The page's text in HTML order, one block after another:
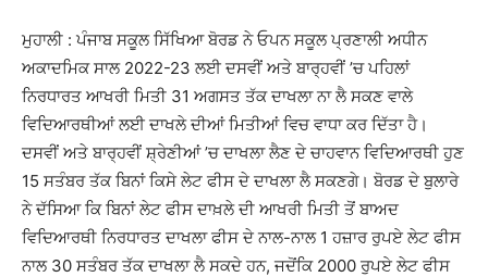
ਮੁਹਾਲੀ : ਪੰਜਾਬ ਸਕੂਲ ਸਿੱਖਿਆ ਬੋਰਡ ਨੇ ਓਪਨ ਸਕੂਲ ਪ੍ਰਣਾਲੀ ਅਧੀਨ
ਅਕਾਦਮਿਕ ਸਾਲ 2022-23 ਲਈ ਦਸਵੀਂ ਅਤੇ ਬਾਰ੍ਹਵੀਂ ’ਚ ਪਹਿਲਾਂ
ਨਿਰਧਾਰਤ ਆਖਰੀ ਮਿਤੀ 31 ਅਗਸਤ ਤੱਕ ਦਾਖਲਾ ਨਾ ਲੈ ਸਕਣ ਵਾਲੇ
ਵਿਦਿਆਰਥੀਆਂ ਲਈ ਦਾਖਲੇ ਦੀਆਂ ਮਿਤੀਆਂ ਵਿਚ ਵਾਧਾ ਕਰ ਦਿੱਤਾ ਹੈ।
ਦਸਵੀਂ ਅਤੇ ਬਾਰ੍ਹਵੀਂ ਸ਼੍ਰੇਣੀਆਂ ’ਚ ਦਾਖਲਾ ਲੈਣ ਦੇ ਚਾਹਵਾਨ ਵਿਦਿਆਰਥੀ ਹੁਣ
15 ਸਤੰਬਰ ਤੱਕ ਬਿਨਾਂ ਕਿਸੇ ਲੇਟ ਫੀਸ ਦੇ ਦਾਖਲਾ ਲੈ ਸਕਣਗੇ। ਬੋਰਡ ਦੇ ਬੁਲਾਰੇ
ਨੇ ਦੱਸਿਆ ਕਿ ਬਿਨਾਂ ਲੇਟ ਫੀਸ ਦਾਖ਼ਲੇ ਦੀ ਆਖਰੀ ਮਿਤੀ ਤੋਂ ਬਾਅਦ
ਵਿਦਿਆਰਥੀ ਨਿਰਧਾਰਤ ਦਾਖਲਾ ਫੀਸ ਦੇ ਨਾਲ-ਨਾਲ 1 ਹਜ਼ਾਰ ਰੁਪਏ ਲੇਟ ਫੀਸ
ਨਾਲ 30 ਸਤੰਬਰ ਤੱਕ ਦਾਖਲਾ ਲੈ ਸਕਦੇ ਹਨ, ਜਦੋਂਕਿ 2000 ਰੁਪਏ ਲੇਟ ਫੀਸ